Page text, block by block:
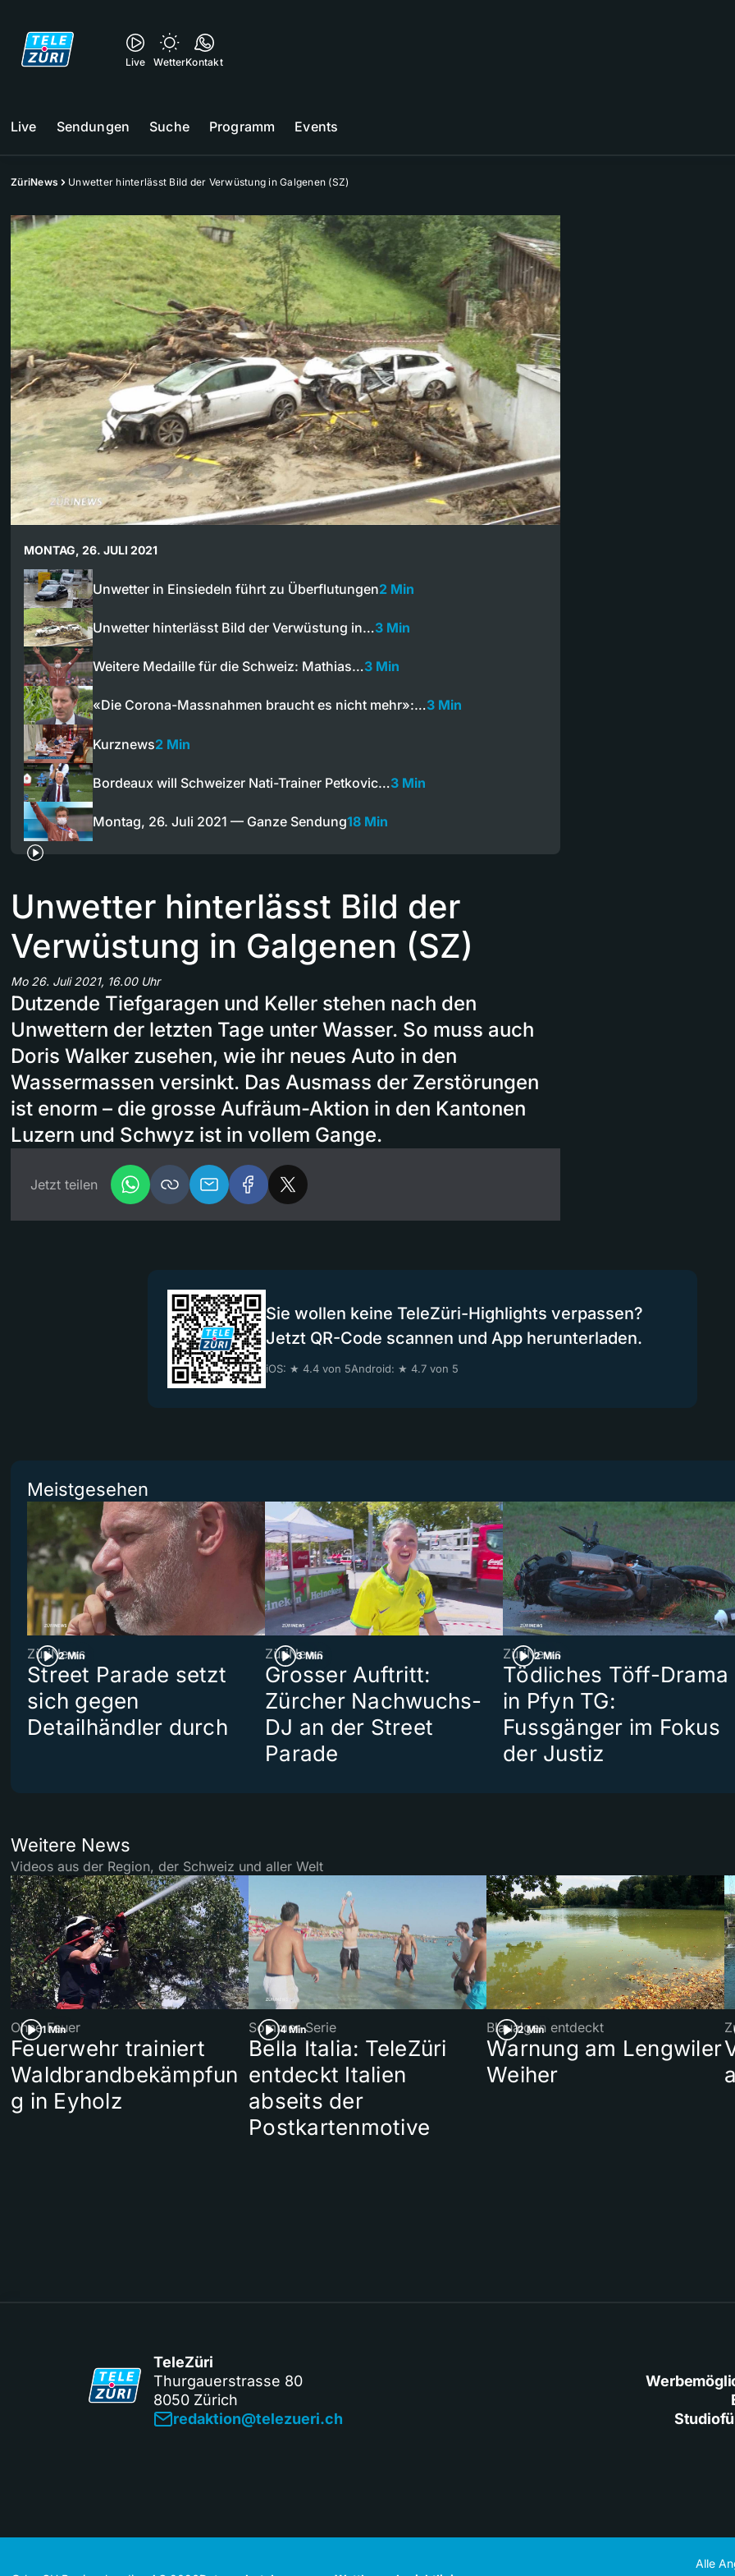
Live WetterKontakt
Live Sendungen Suche Programm Events
ZüriNews Unwetter hinterlässt Bild der Verwüstung in Galgenen (SZ)
MONTAG, 26. JULI 2021
Unwetter in Einsiedeln führt zu Überflutungen2 Min
Unwetter hinterlässt Bild der Verwüstung in…3 Min
Weitere Medaille für die Schweiz: Mathias…3 Min
«Die Corona-Massnahmen braucht es nicht mehr»:…3 Min
Kurznews2 Min
Bordeaux will Schweizer Nati-Trainer Petkovic…3 Min
Montag, 26. Juli 2021 — Ganze Sendung18 Min
Unwetter hinterlässt Bild der
Verwüstung in Galgenen (SZ)
Mo 26. Juli 2021, 16.00 Uhr
Dutzende Tiefgaragen und Keller stehen nach den
Unwettern der letzten Tage unter Wasser. So muss auch
Doris Walker zusehen, wie ihr neues Auto in den
Wassermassen versinkt. Das Ausmass der Zerstörungen
ist enorm – die grosse Aufräum-Aktion in den Kantonen
Luzern und Schwyz ist in vollem Gange.
Jetzt teilen
Sie wollen keine TeleZüri-Highlights verpassen?
Jetzt QR-Code scannen und App herunterladen.
iOS: ★ 4.4 von 5Android: ★ 4.7 von 5
Meistgesehen
2 Min
ZüriNews
Street Parade setzt
sich gegen
Detailhändler durch
3 Min
ZüriNews
Grosser Auftritt:
Zürcher Nachwuchs-
DJ an der Street
Parade
2 Min
ZüriNews
Tödliches Töff-Drama
in Pfyn TG:
Fussgänger im Fokus
der Justiz
Weitere News
Videos aus der Region, der Schweiz und aller Welt
1 Min
Ohne Feuer
Feuerwehr trainiert
Waldbrandbekämpfun
g in Eyholz
4 Min
Sommer-Serie
Bella Italia: TeleZüri
entdeckt Italien
abseits der
Postkartenmotive
2 Min
Blaualgen entdeckt
Warnung am Lengwiler
Weiher
TeleZüri
Thurgauerstrasse 80
8050 Zürich
redaktion@telezueri.ch
Alle